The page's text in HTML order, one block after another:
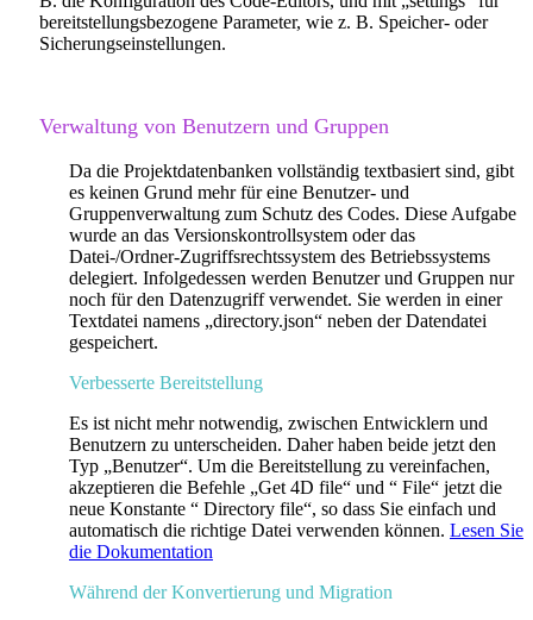
bereitstellungsbezogene Parameter, wie z. B. Speicher- oder
Sicherungseinstellungen.
Verwaltung von Benutzern und Gruppen
Da die Projektdatenbanken vollständig textbasiert sind, gibt
es keinen Grund mehr für eine Benutzer- und
Gruppenverwaltung zum Schutz des Codes. Diese Aufgabe
wurde an das Versionskontrollsystem oder das
Datei-/Ordner-Zugriffsrechtssystem des Betriebssystems
delegiert. Infolgedessen werden Benutzer und Gruppen nur
noch für den Datenzugriff verwendet. Sie werden in einer
Textdatei namens „directory.json“ neben der Datendatei
gespeichert.
Verbesserte Bereitstellung
Es ist nicht mehr notwendig, zwischen Entwicklern und
Benutzern zu unterscheiden. Daher haben beide jetzt den
Typ „Benutzer“. Um die Bereitstellung zu vereinfachen,
akzeptieren die Befehle „Get 4D file“ und “ File“ jetzt die
neue Konstante “ Directory file“, so dass Sie einfach und
automatisch die richtige Datei verwenden können. Lesen Sie
die Dokumentation
Während der Konvertierung und Migration